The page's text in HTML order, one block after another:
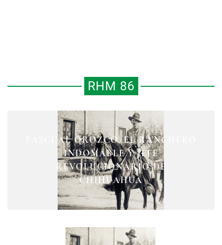
RHM 86
PASCUAL OROZCO, EL RANCHERO
INDOMABLE Y JEFE
REVOLUCIONARIO DE
CHIHUAHUA
CANDELARIO HUÍZAR
ESTADIO XALAPEÑO HERIBERTO
JARA CORONA